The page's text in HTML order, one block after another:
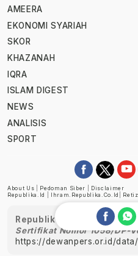
AMEERA
EKONOMI SYARIAH
SKOR
KHAZANAH
IQRA
ISLAM DIGEST
NEWS
ANALISIS
SPORT
About Us Pedoman Siber
Disclaimer
Republika.id
Ihram.republika.co.id
Republika telah
Sertifikat Nomor 1058/DP-
https://dewanpers.or.id/